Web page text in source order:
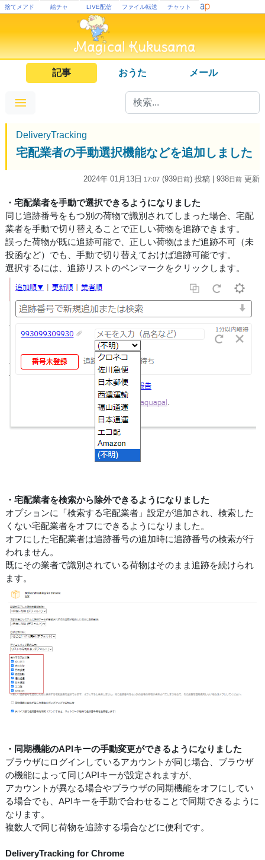
捨てメアド 絵チャ LIVE配信 ファイル転送 チャット
記事 おうた メール
DeliveryTracking
宅配業者の手動選択機能などを追加しました
2024年 01月13日 17:07 (939日前) 投稿 | 938日前 更新
・宅配業者を手動で選択できるようになりました
同じ追跡番号をもつ別の荷物で識別されてしまった場合、宅配
業者を手動で切り替えることで正しい荷物を追跡できます。
誤った荷物が既に追跡可能で、正しい荷物はまだ追跡不可（未
投函など）でも、手動で切り替えておけば追跡可能です。
選択するには、追跡リストのペンマークをクリックします。
・宅配業者を検索から除外できるようになりました
オプションに「検索する宅配業者」設定が追加され、検索した
くない宅配業者をオフにできるようになりました。
オフにした宅配業者は追跡番号の追加時に追跡番号の検索が行
われません。
既にその業者で識別されている荷物はそのまま追跡を続けられ
ます。
・同期機能のAPIキーの手動変更ができるようになりました
ブラウザにログインしているアカウントが同じ場合、ブラウザ
の機能によって同じAPIキーが設定されますが、
アカウントが異なる場合やブラウザの同期機能をオフにしてい
る場合でも、APIキーを手動で合わせることで同期できるように
なります。
複数人で同じ荷物を追跡する場合などに便利です。
DeliveryTracking for Chrome